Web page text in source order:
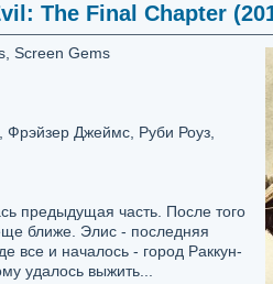
The Final Chapter
Screen Gems
Джеймс, Руби Роуз,
предыдущая часть. После того
ближе. Элис - последняя
все и началось - город Раккун-
удалось выжить...